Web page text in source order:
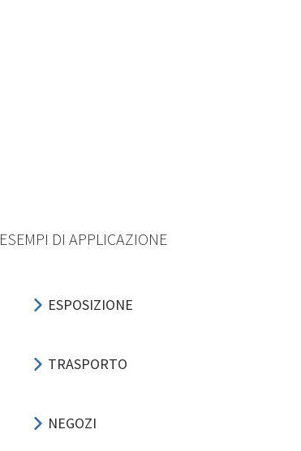
ESEMPI DI APPLICAZIONE
ESPOSIZIONE
TRASPORTO
NEGOZI